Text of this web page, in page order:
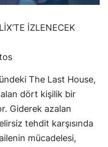
İZLENECEK
The Last House,
dört kişilik bir
Giderek azalan
tehdit karşısında
mücadelesi,